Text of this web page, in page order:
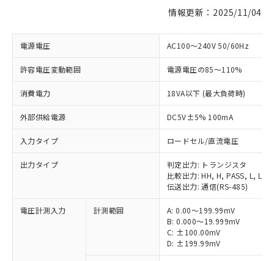
情報更新：2025/11/04
電源電圧 AC100～240V 50/60Hz
許容電圧変動範囲 電源電圧の85～110%
消費電力 18VA以下 (最大負荷時)
外部供給電源 DC5V±5% 100mA
入力タイプ ロードセル/直流電圧
出力タイプ
判定出力: トランジスタ
比較出力: HH, H, PASS, L, LL
伝送出力: 通信(RS-485)
電圧計測入力 計測範囲
A: 0.00～199.99mV
B: 0.000～19.999mV
C: ±100.00mV
D: ±199.99mV